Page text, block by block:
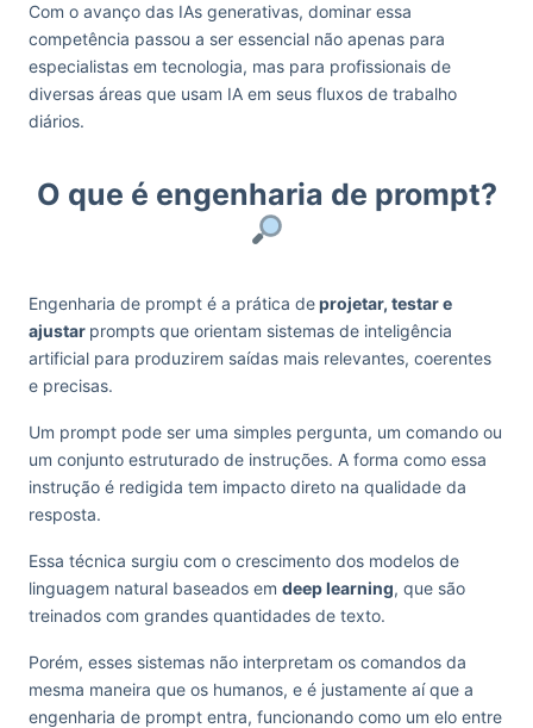
Com o avanço das IAs generativas, dominar essa
competência passou a ser essencial não apenas para
especialistas em tecnologia, mas para profissionais de
diversas áreas que usam IA em seus fluxos de trabalho
diários.
O que é engenharia de prompt?
Engenharia de prompt é a prática deprojetar, testar e
ajustar prompts que orientam sistemas de inteligência
artificial para produzirem saídas mais relevantes, coerentes
e precisas.
Um prompt pode ser uma simples pergunta, um comando ou
um conjunto estruturado de instruções. A forma como essa
instrução é redigida tem impacto direto na qualidade da
resposta.
Essa técnica surgiu com o crescimento dos modelos de
linguagem natural baseados em deep learning, que são
treinados com grandes quantidades de texto.
Porém, esses sistemas não interpretam os comandos da
mesma maneira que os humanos, e é justamente aí que a
engenharia de prompt entra, funcionando como um elo entre